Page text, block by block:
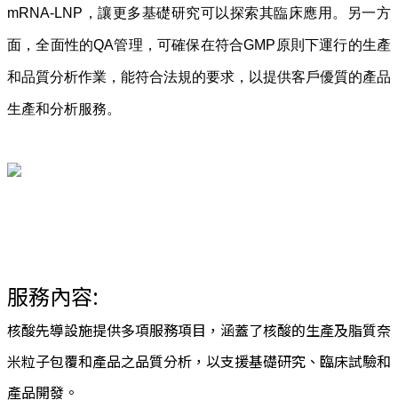
mRNA-LNP，讓更多基礎研究可以探索其臨床應用。另一方
面，全面性的QA管理，可確保在符合GMP原則下運行的生產
和品質分析作業，能符合法規的要求，以提供客戶優質的產品
生產和分析服務。
服務內容:
核酸先導設施提供多項服務項目，涵蓋了核酸的生產及脂質奈
米粒子包覆和產品之品質分析，以支援基礎研究、臨床試驗和
產品開發。